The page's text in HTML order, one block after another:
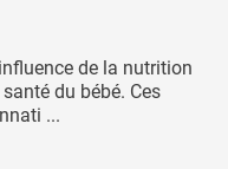
de la nutrition
du bébé. Ces
...